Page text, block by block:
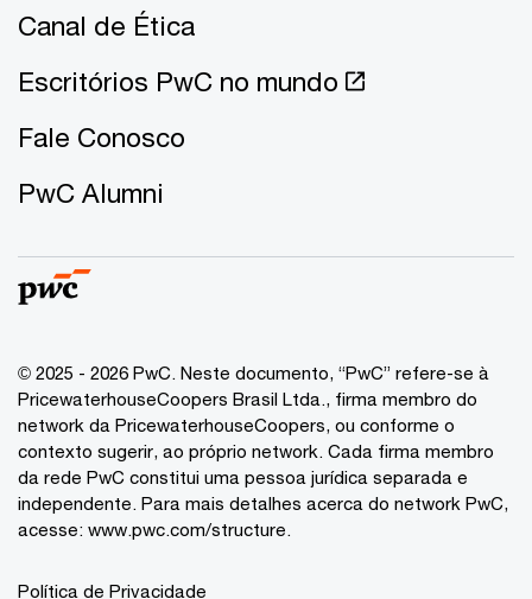
Canal de Ética
Escritórios PwC no mundo
Fale Conosco
PwC Alumni
© 2025 - 2026 PwC. Neste documento, “PwC” refere-se à
PricewaterhouseCoopers Brasil Ltda., firma membro do
network da PricewaterhouseCoopers, ou conforme o
contexto sugerir, ao próprio network. Cada firma membro
da rede PwC constitui uma pessoa jurídica separada e
independente. Para mais detalhes acerca do network PwC,
acesse: www.pwc.com/structure.
Política de Privacidade